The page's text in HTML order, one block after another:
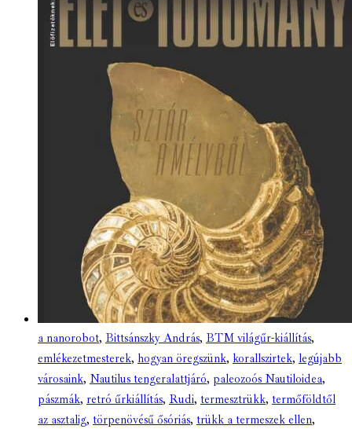
a nanorobot, Bittsánszky András, BTM világűr-kiállítás,
emlékezetmesterek, hogyan öregszünk, korallszirtek, legújabb
városaink, Nautilus tengeralattjáró, paleozoós Nautiloidea,
pászmák, retró űrkiállítás, Rudi, termesztrükk, termőföldtől
az asztalig, törpenövésű ősóriás, trükk a termeszek ellen,